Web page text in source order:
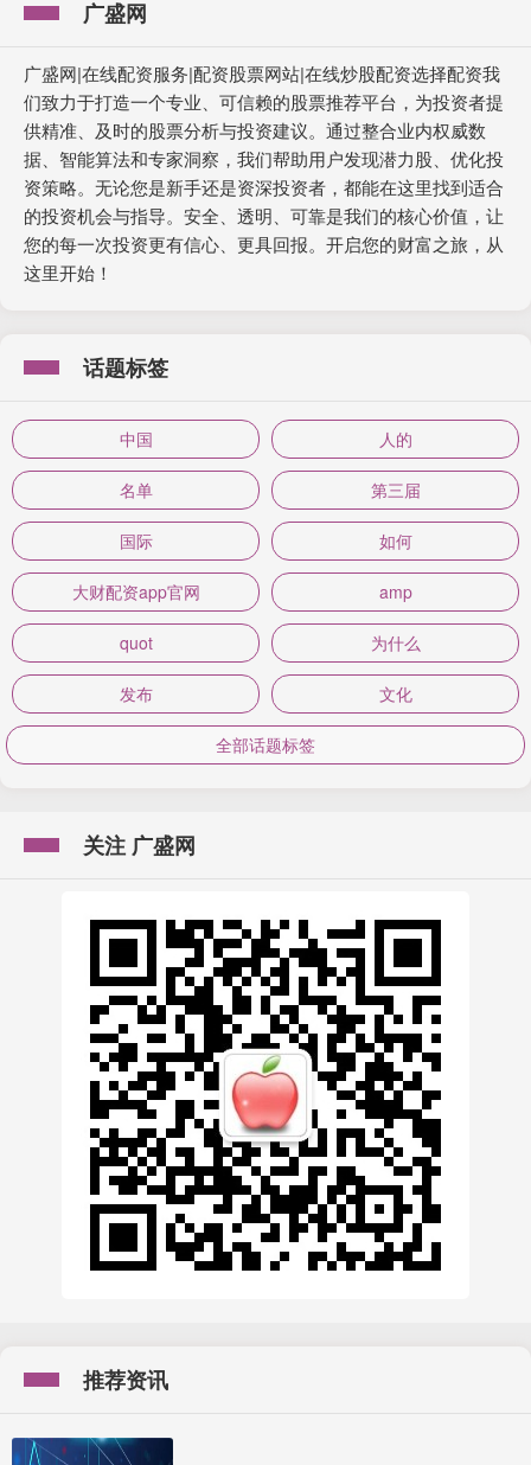
广盛网
广盛网|在线配资服务|配资股票网站|在线炒股配资选择配资我
们致力于打造一个专业、可信赖的股票推荐平台，为投资者提
供精准、及时的股票分析与投资建议。通过整合业内权威数
据、智能算法和专家洞察，我们帮助用户发现潜力股、优化投
资策略。无论您是新手还是资深投资者，都能在这里找到适合
的投资机会与指导。安全、透明、可靠是我们的核心价值，让
您的每一次投资更有信心、更具回报。开启您的财富之旅，从
这里开始！
话题标签
中国 人的
名单 第三届
国际 如何
大财配资app官网 amp
quot 为什么
发布 文化
全部话题标签
关注 广盛网
推荐资讯